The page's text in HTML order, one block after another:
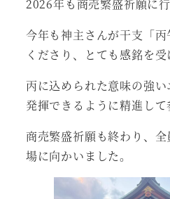
2026年も商売繁盛祈願に行
今年も神主さんが干支「
くださり、とても感銘を受
丙に込められた意味の強
発揮できるように精進して
商売繁盛祈願も終わり、
場に向かいました。